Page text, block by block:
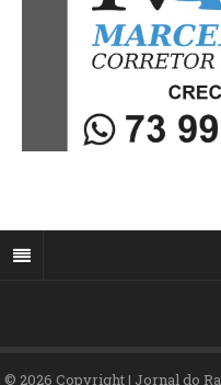
© 2026 Copyright | Jornal do